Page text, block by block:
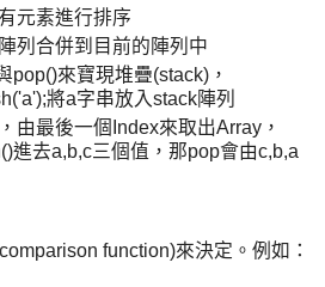
元素進行排序
列合併到目前的陣列中
pop()來寶現堆疊(stack)，
將a字串放入stack陣列
由最後一個Index來取出Array，
進去a,b,c三個值，那pop會由c,b,a
function)來決定。例如：